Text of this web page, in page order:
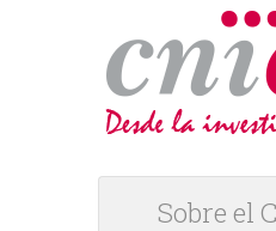
Sobre el